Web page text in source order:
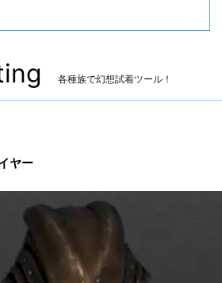
各種族で幻想試着ツール！
ヤー